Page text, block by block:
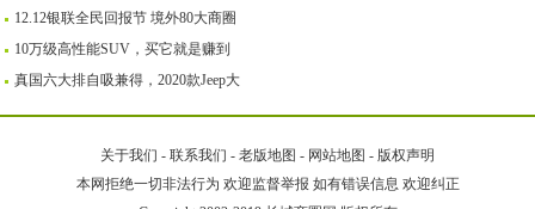
12.12银联全民回报节 境外80大商圈
10万级高性能SUV，买它就是赚到
真国六大排自吸兼得，2020款Jeep大
关于我们 - 联系我们 - 老版地图 - 网站地图 - 版权声明
本网拒绝一切非法行为 欢迎监督举报 如有错误信息 欢迎纠正